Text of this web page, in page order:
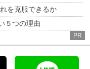
を克服できるか
５つの理由
PR